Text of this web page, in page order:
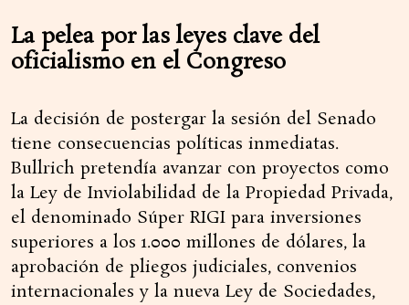
La pelea por las leyes clave del
oficialismo en el Congreso
La decisión de postergar la sesión del Senado
tiene consecuencias políticas inmediatas.
Bullrich pretendía avanzar con proyectos como
la Ley de Inviolabilidad de la Propiedad Privada,
el denominado Súper RIGI para inversiones
superiores a los 1.000 millones de dólares, la
aprobación de pliegos judiciales, convenios
internacionales y la nueva Ley de Sociedades,